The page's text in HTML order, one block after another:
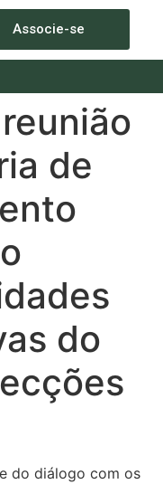
Associe-se
de
do
do diálogo com os